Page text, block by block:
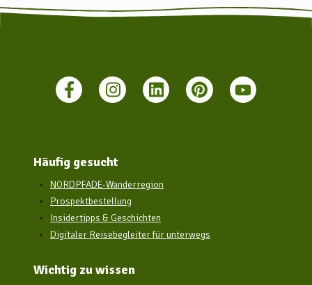
Die Bahngesellschaft "metronom" bietet mit dem "metronom
Weitere Infos zu den Bahn- und Busverbindungen finden Sie unter
www.bahn.de oder www.vbn.de
Häufig gesucht
NORDPFADE-Wanderregion
Prospektbestellung
Insidertipps & Geschichten
Digitaler Reisebegleiter für unterwegs
Wichtig zu wissen